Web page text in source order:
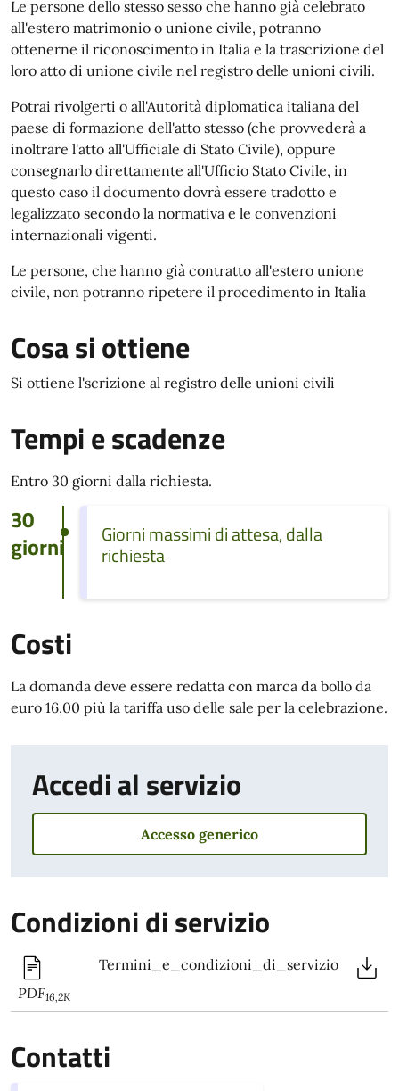
Le persone dello stesso sesso che hanno già celebrato
all'estero matrimonio o unione civile, potranno
ottenerne il riconoscimento in Italia e la trascrizione del
loro atto di unione civile nel registro delle unioni civili.
Potrai rivolgerti o all'Autorità diplomatica italiana del
paese di formazione dell'atto stesso (che provvederà a
inoltrare l'atto all'Ufficiale di Stato Civile), oppure
consegnarlo direttamente all'Ufficio Stato Civile, in
questo caso il documento dovrà essere tradotto e
legalizzato secondo la normativa e le convenzioni
internazionali vigenti.
Le persone, che hanno già contratto all'estero unione
civile, non potranno ripetere il procedimento in Italia
Cosa si ottiene
Si ottiene l'scrizione al registro delle unioni civili
Tempi e scadenze
Entro 30 giorni dalla richiesta.
30
giorni
Giorni massimi di attesa, dalla
richiesta
Costi
La domanda deve essere redatta con marca da bollo da
euro 16,00 più la tariffa uso delle sale per la celebrazione.
Accedi al servizio
Accesso generico
Condizioni di servizio
PDF16,2K
Termini_e_condizioni_di_servizio
Contatti